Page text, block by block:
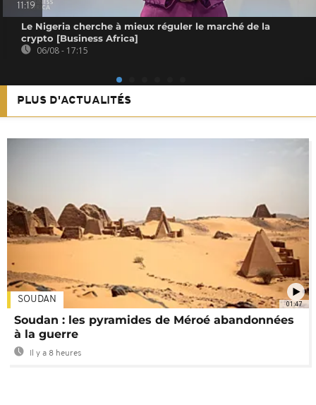
11:19
Le Nigeria cherche à mieux réguler le marché de la
crypto [Business Africa]
06/08 - 17:15
PLUS D'ACTUALITÉS
01:47
SOUDAN
Soudan : les pyramides de Méroé abandonnées
à la guerre
Il y a 8 heures